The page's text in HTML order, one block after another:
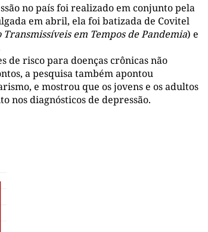
no país foi realizado em conjunto pela
em abril, ela foi batizada de Covitel
em Tempos de Pandemia) e
risco para doenças crônicas não
a pesquisa também apontou
e mostrou que os jovens e os adultos
nos diagnósticos de depressão.